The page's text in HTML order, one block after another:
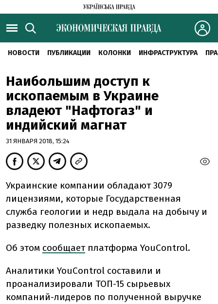
НОВОСТИ ПУБЛИКАЦИИ КОЛОНКИ ИНФРАСТРУКТУРА
Наибольшим доступ к
ископаемым в Украине
владеют "Нафтогаз" и
индийский магнат
31 ЯНВАРЯ 2018, 15:24
Украинские компании обладают 3079
лицензиями, которые Государственная
служба геологии и недр выдала на добычу и
разведку полезных ископаемых.
Об этом сообщаетплатформа YouControl.
Аналитики YouControl составили и
проанализировали ТОП-15 сырьевых
компаний-лидеров по полученной выручке